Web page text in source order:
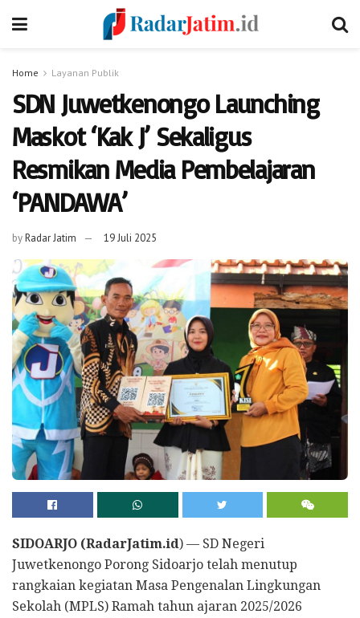
Home Layanan Publik
SDN Juwetkenongo Launching
Maskot ‘Kak J’ Sekaligus
Resmikan Media Pembelajaran
‘PANDAWA’
byRadar Jatim 19 Juli 2025
SIDOARJO (RadarJatim.id) — SD Negeri
Juwetkenongo Porong Sidoarjo telah menutup
rangkaian kegiatan Masa Pengenalan Lingkungan
Sekolah (MPLS) Ramah tahun ajaran 2025/2026